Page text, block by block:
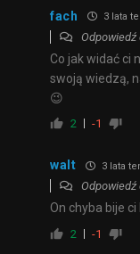
fach 3 lata
Odpowiedź
Co jak widać ci
swoją wiedzą,
😉
2 -1
walt 3 lata
Odpowiedź
On chyba bije
2 -1